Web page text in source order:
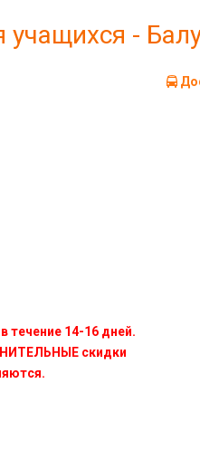
учащихся -
течение 14-16 дней.
скидки